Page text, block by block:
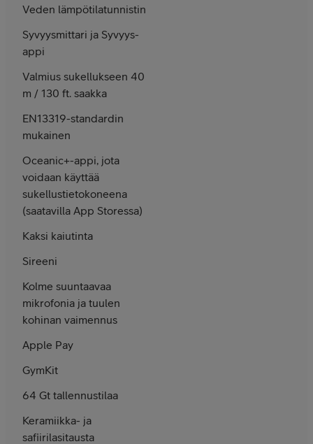
Veden lämpötilatunnistin
Syvyysmittari ja Syvyys-
appi
Valmius sukellukseen 40
m / 130 ft. saakka
EN13319-standardin
mukainen
Oceanic+-appi, jota
voidaan käyttää
sukellustietokoneena
(saatavilla App Storessa)
Kaksi kaiutinta
Sireeni
Kolme suuntaavaa
mikrofonia ja tuulen
kohinan vaimennus
Apple Pay
GymKit
64 Gt tallennustilaa
Keramiikka- ja
safiirilasi­tausta